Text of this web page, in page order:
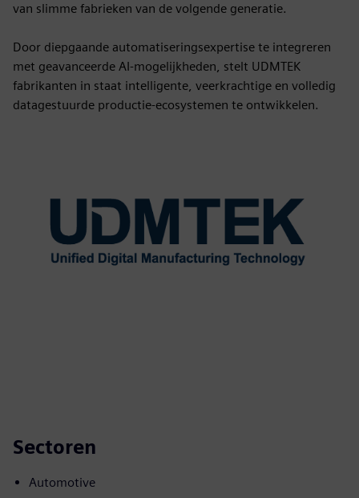
van slimme fabrieken van de volgende generatie.
Door diepgaande automatiseringsexpertise te integreren
met geavanceerde AI-mogelijkheden, stelt UDMTEK
fabrikanten in staat intelligente, veerkrachtige en volledig
datagestuurde productie-ecosystemen te ontwikkelen.
Sectoren
Automotive